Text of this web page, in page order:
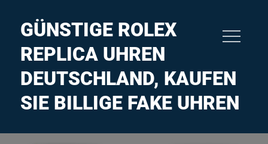
GÜNSTIGE ROLEX
REPLICA UHREN
DEUTSCHLAND, KAUFEN
SIE BILLIGE FAKE UHREN